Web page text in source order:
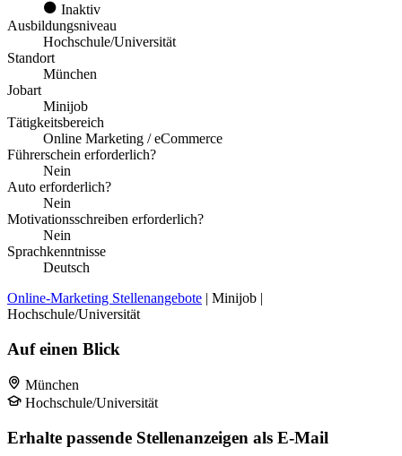
Inaktiv
Ausbildungsniveau
Hochschule/Universität
Standort
München
Jobart
Minijob
Tätigkeitsbereich
Online Marketing / eCommerce
Führerschein erforderlich?
Nein
Auto erforderlich?
Nein
Motivationsschreiben erforderlich?
Nein
Sprachkenntnisse
Deutsch
Online-Marketing Stellenangebote | Minijob |
Hochschule/Universität
Auf einen Blick
München
Hochschule/Universität
Erhalte passende Stellenanzeigen als E-Mail